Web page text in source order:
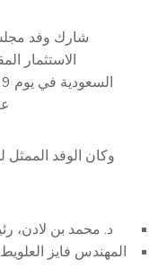
شارك وفد
الاستثمار
وكان الوفد
د. محمد بن لادن،
المهندس فايز